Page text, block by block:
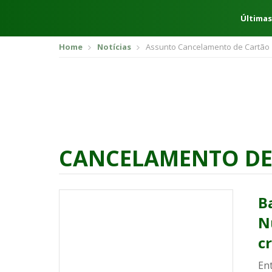
Home Notícias Assunto Cancelamento de Cartão
CANCELAMENTO